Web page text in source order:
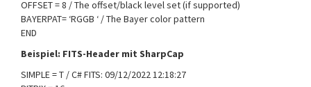
OFFSET = 8 / The offset/black level set (if supported)
BAYERPAT= ‘RGGB ‘ / The Bayer color pattern
END
Beispiel: FITS-Header mit SharpCap
SIMPLE = T / C# FITS: 09/12/2022 12:18:27